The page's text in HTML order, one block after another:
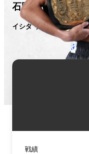
石田 龍大
イシダ リョウタ
戦績